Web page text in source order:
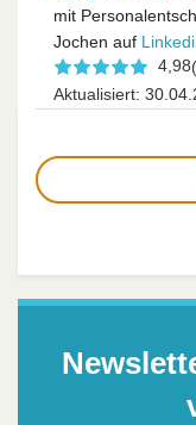
mit
Jochen auf
4,98
Aktualisiert: